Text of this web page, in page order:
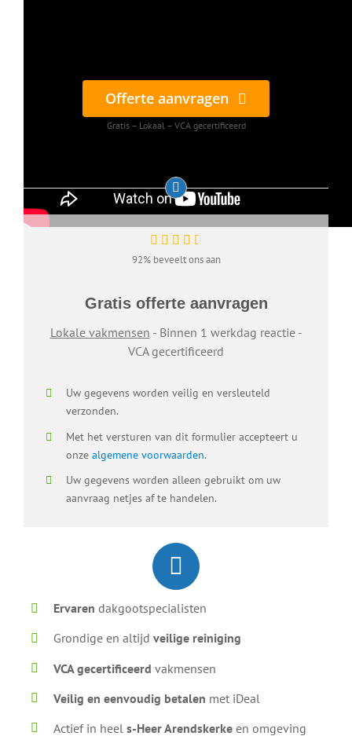
Offerte aanvragen
Gratis – Lokaal – VCA gecertificeerd
92% beveelt ons aan
Gratis offerte aanvragen
Lokale vakmensen - Binnen 1 werkdag reactie -
VCA gecertificeerd
Uw gegevens worden veilig en versleuteld
verzonden.
Met het versturen van dit formulier accepteert u
onze algemene voorwaarden.
Uw gegevens worden alleen gebruikt om uw
aanvraag netjes af te handelen.
Ervaren dakgootspecialisten
Grondige en altijdveilige reiniging
VCA gecertificeerdvakmensen
Veilig en eenvoudig betalen met iDeal
Actief in heels-Heer Arendskerke en omgeving